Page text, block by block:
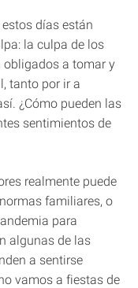
días están
la culpa de los
obligados a tomar y
tanto por ir a
¿Cómo pueden las
sentimientos de
realmente puede
familiares, o
para
algunas de las
a sentirse
vamos a fiestas de